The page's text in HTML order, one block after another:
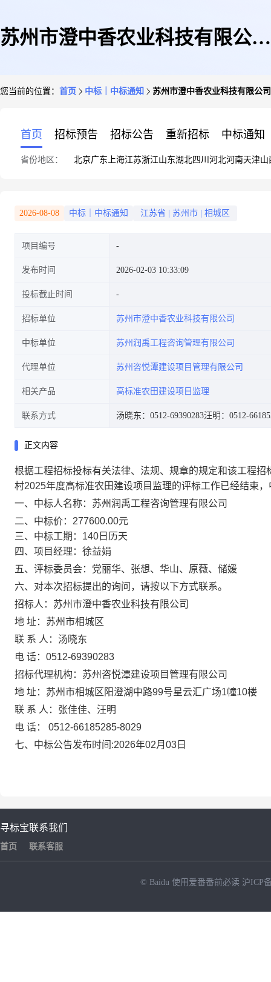
苏州市澄中香农业科技有限公司
公告
您当前的位置： 首页 中标｜中标通知 苏州市澄中香农业科技有限公
首页 招标预告 招标公告 重新招标 中标通知
省份地区： 北京广东 上海江苏浙江山东湖北四川 河北河南天津山
2026-08-08 中标｜中标通知 江苏省 苏州市 相城区
项目编号
发布时间 2026-02-03 10:33:09
投标截止时间
招标单位 苏州市澄中香农业科技有限公司
中标单位 苏州润禹工程咨询管理有限公司
代理单位 苏州咨悦潭建设项目管理有限公司
相关产品 高标准农田建设项目监理
联系方式 汤晓东：0512-69390283汪明：0512-
正文内容
根据工程招标投标有关法律、法规、规章的规定和该工程招
村2025年度高标准农田建设项目监理的评标工作已经结束
一、 中标人名称： 苏州润禹工程咨询管理有限公司
二、 中标价： 277600.00元
三、中标工期： 140日历天
四、项目经理： 徐益娟
五、 评标委员会： 党丽华、 张想、 华山、 原薇、 储媛
六、对本次招标提出的询问，请按以下方式联系。
招标人：苏州市澄中香农业科技有限公司
地 址：苏州市相城区
联 系 人： 汤晓东
电 话： 0512-69390283
招标代理机构：苏州咨悦潭建设项目管理有限公司
地 址：苏州市相城区阳澄湖中路99号星云汇广场1幢10楼
联 系 人： 张佳佳、汪明
电 话：
0512-66185285-8029
七、中标公告发布时间 :2026年02月 03 日
寻标宝
首页
联系我们
联系客服
© Baidu 使用爱番番前必读 沪ICP